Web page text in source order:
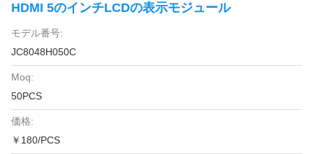
HDMI 5のインチLCDの表示モジュール
モデル番号:
JC8048H050C
Moq:
50PCS
価格:
￥180/PCS